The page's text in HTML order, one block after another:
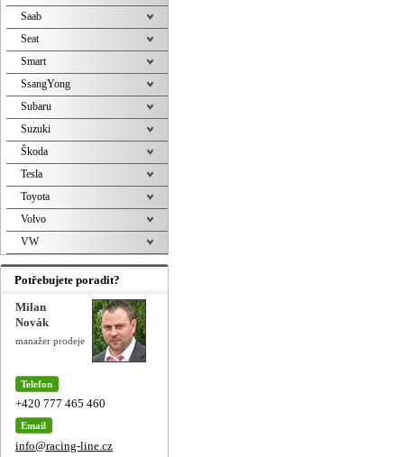
Saab
Seat
Smart
SsangYong
Subaru
Suzuki
Škoda
Tesla
Toyota
Volvo
VW
Potřebujete poradit?
Milan
Novák
manažer prodeje
Telefon
+420 777 465 460
Email
info@racing-line.cz